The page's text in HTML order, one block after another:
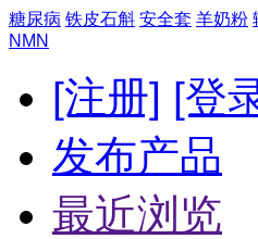
糖尿病 铁皮石斛 安全套 羊奶粉
NMN
[注册] [登
发布产品
最近浏览